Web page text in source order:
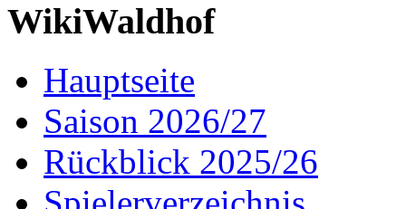
WikiWaldhof
Hauptseite
Saison 2026/27
Rückblick 2025/26